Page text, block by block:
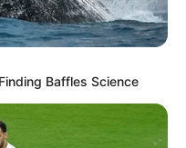
ใจในตัวเองสูงมาก
รมาก ชอบช่วยเหลือคน
วามรักและชีวิตคู่
ยินอะไรเร็วกว่าคนอื่น
Baffles Science